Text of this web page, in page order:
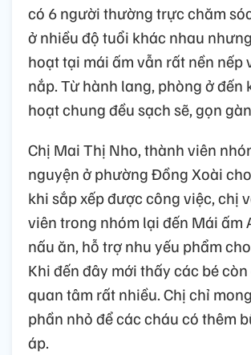
có 6 người thường trực chăm
ở nhiều độ tuổi khác nhau
hoạt tại mái ấm vẫn rất nền nếp
nắp. Từ hành lang, phòng ở đến
hoạt chung đều sạch sẽ, gọn
Chị Mai Thị Nho, thành viên
nguyện ở phường Đồng Xoài
khi sắp xếp được công việc, chị
viên trong nhóm lại đến Mái ấm
nấu ăn, hỗ trợ nhu yếu phẩm
Khi đến đây mới thấy các bé
quan tâm rất nhiều. Chị chỉ
phần nhỏ để các cháu có thêm
áp.